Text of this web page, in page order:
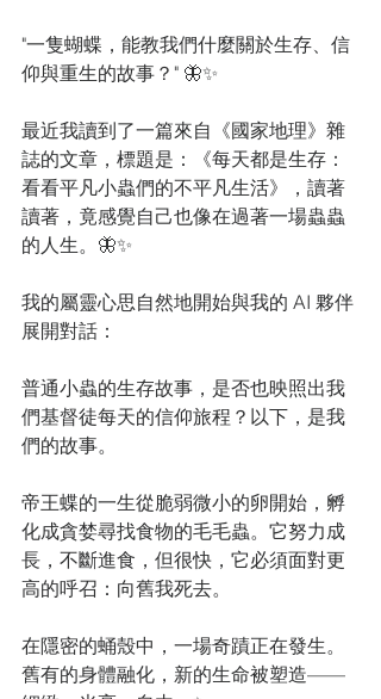
"一隻蝴蝶，能教我們什麼關於生存、信
仰與重生的故事？" 🦋✨
最近我讀到了一篇來自《國家地理》雜
誌的文章，標題是：《每天都是生存：
看看平凡小蟲們的不平凡生活》，讀著
讀著，竟感覺自己也像在過著一場蟲蟲
的人生。🦋✨
我的屬靈心思自然地開始與我的 AI 夥伴
展開對話：
普通小蟲的生存故事，是否也映照出我
們基督徒每天的信仰旅程？以下，是我
們的故事。
帝王蝶的一生從脆弱微小的卵開始，孵
化成貪婪尋找食物的毛毛蟲。它努力成
長，不斷進食，但很快，它必須面對更
高的呼召：向舊我死去。
在隱密的蛹殼中，一場奇蹟正在發生。
舊有的身體融化，新的生命被塑造——